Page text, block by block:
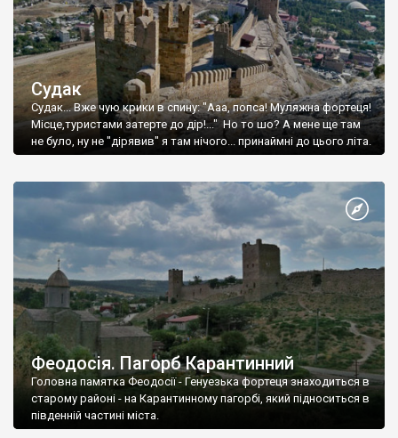
Судак
Судак... Вже чую крики в спину: "Ааа, попса! Муляжна фортеця!
Місце,туристами затерте до дір!..." Но то шо? А мене ще там
не було, ну не "дірявив" я там нічого... принаймні до цього літа.
Феодосія. Пагорб Карантинний
Головна памятка Феодосії - Генуезька фортеця знаходиться в
старому районі - на Карантинному пагорбі, який підноситься в
південній частині міста.